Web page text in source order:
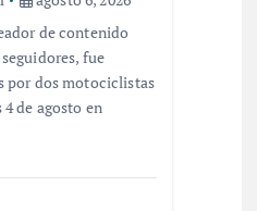
de contenido
fue
por dos motociclistas
de agosto en